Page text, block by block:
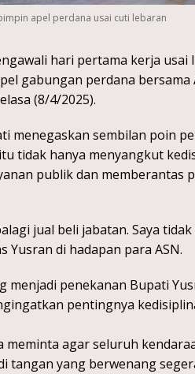
apel perdana usai cuti lebaran
hari pertama kerja usai
gabungan perdana bersama
(8/4/2025).
menegaskan sembilan poin
tidak hanya menyangkut
publik dan
jual beli jabatan. Saya
Yusran di hadapan para ASN.
menjadi penekanan Bupati
pentingnya
meminta agar seluruh
tangan yang berwenang